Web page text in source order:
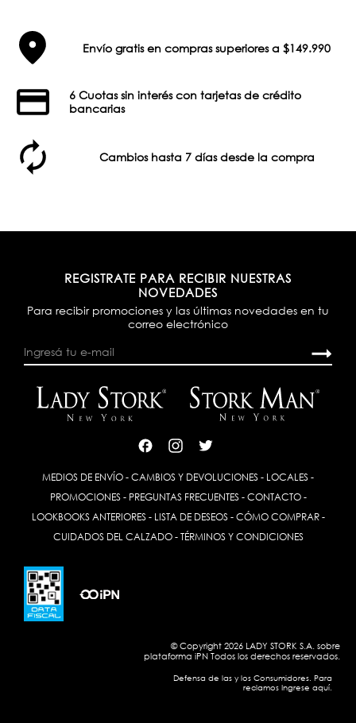
Envío gratis en compras superiores a $149.990
6 Cuotas sin interés con tarjetas de crédito
bancarias
Cambios hasta 7 días desde la compra
REGISTRATE PARA RECIBIR NUESTRAS
NOVEDADES
Para recibir promociones y las últimas novedades en tu
correo electrónico
MEDIOS DE ENVÍO - CAMBIOS Y DEVOLUCIONES - LOCALES -
PROMOCIONES- PREGUNTAS FRECUENTES- CONTACTO-
LOOKBOOKS ANTERIORES- LISTA DE DESEOS- CÓMO COMPRAR-
CUIDADOS DEL CALZADO- TÉRMINOS Y CONDICIONES
© Copyright 2026 LADY STORK S.A. sobre
plataforma iPN Todos los derechos reservados.
Defensa de las y los Consumidores. Para
reclamos Ingrese aquí.